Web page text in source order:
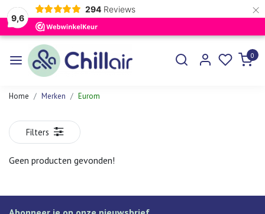
9,6
294 Reviews ×
0
Home Merken Eurom
Filters
Geen producten gevonden!